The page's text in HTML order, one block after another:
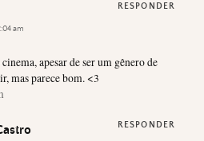
am
apesar de ser um gênero de
mas parece bom. <3
RESPONDER
RESPONDER